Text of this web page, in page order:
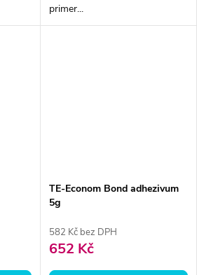
primer...
TE-Econom Bond adhezivum
5g
582 Kč bez DPH
652 Kč